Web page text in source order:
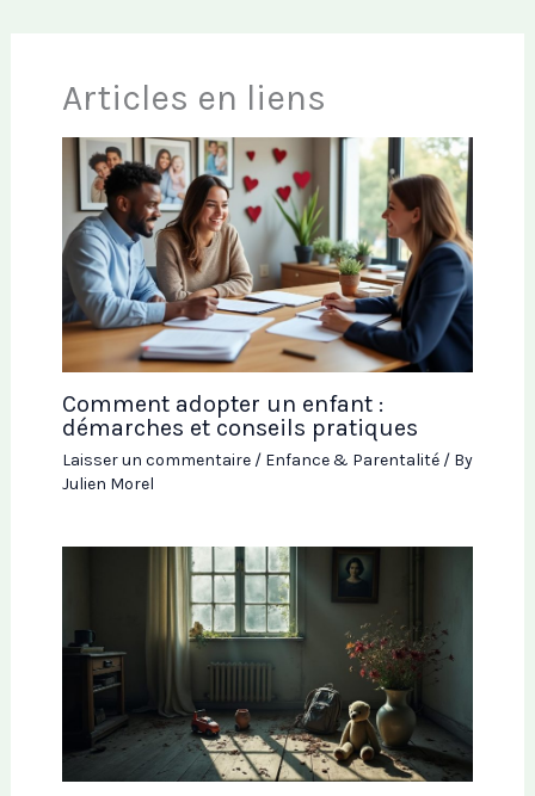
Articles en liens
Comment adopter un enfant :
démarches et conseils pratiques
Laisser un commentaire / Enfance & Parentalité/ By
Julien Morel